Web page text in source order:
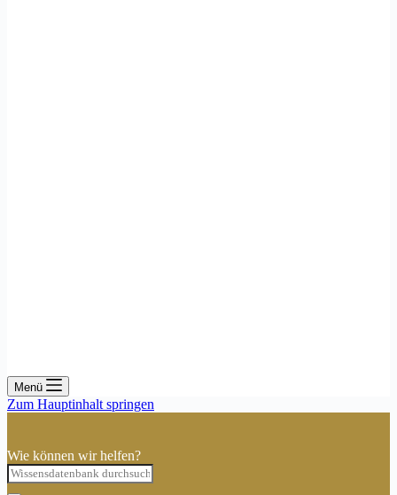
Menü
Zum Hauptinhalt springen
Wie können wir helfen?